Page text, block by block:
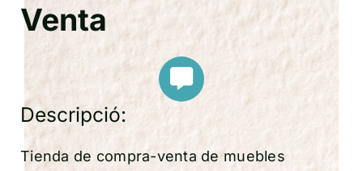
Venta
Descripció:
Tienda de compra-venta de muebles